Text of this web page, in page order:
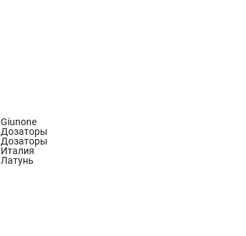
Giunone
Дозаторы
Дозаторы
Италия
Латунь